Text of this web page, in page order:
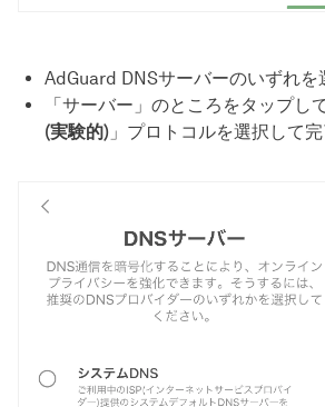
AdGuard DNSサーバーのいずれを
「サーバー」のところをタップし
(実験的) 」プロトコルを選択して完